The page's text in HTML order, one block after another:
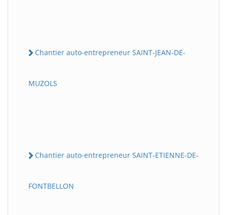
Chantier auto-entrepreneur SAINT-JEAN-DE-
MUZOLS
Chantier auto-entrepreneur SAINT-ETIENNE-DE-
FONTBELLON